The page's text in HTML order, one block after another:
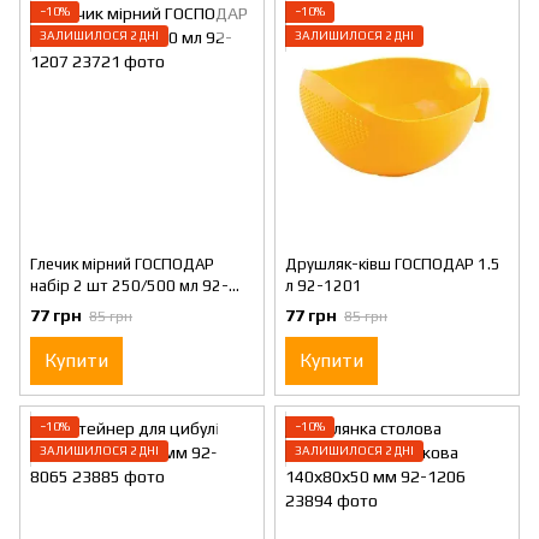
−10%
ЗАЛИШИЛОСЯ 2 ДНІ
Глечик мірний ГОСПОДАР
набір 2 шт 250/500 мл 92-
1207
77 грн 85 грн
Купити
−10%
ЗАЛИШИЛОСЯ 2 ДНІ
Друшляк-ківш ГОСПОДАР 1.5
л 92-1201
77 грн 85 грн
Купити
−10%
ЗАЛИШИЛОСЯ 2 ДНІ
−10%
ЗАЛИШИЛОСЯ 2 ДНІ